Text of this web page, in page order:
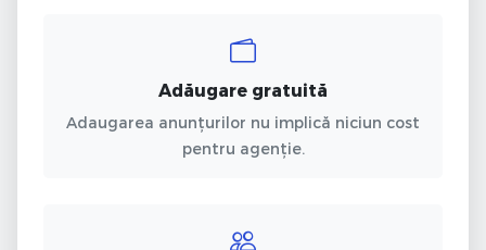
Adăugare gratuită
Adaugarea anunțurilor nu implică niciun cost
pentru agenție.